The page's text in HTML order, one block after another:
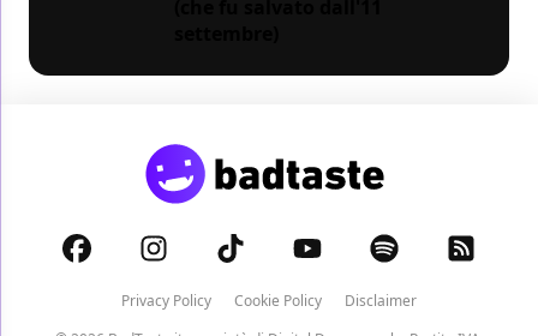
Privacy Policy Cookie Policy
Disclaimer